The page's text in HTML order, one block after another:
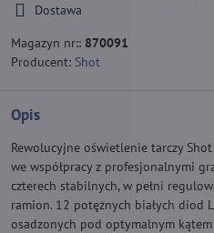
Dostawa
Magazyn nr:: 870091
Producent: Shot
Opis
Rewolucyjne oświetlenie tarczy
we współpracy z profesjonalnymi
czterech stabilnych, w pełni
ramion. 12 potężnych białych diod
osadzonych pod optymalnym